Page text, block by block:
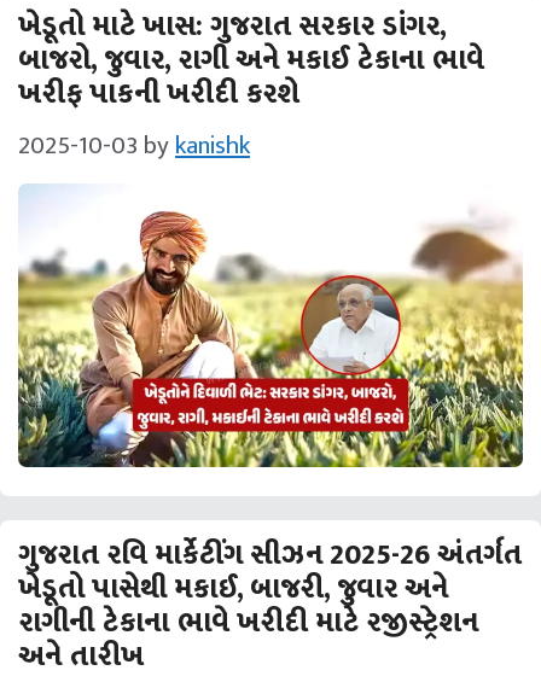
ખેડૂતો માટે ખાસ: ગુજરાત સરકાર ડાંગર,
બાજરો, જુવાર, રાગી અને મકાઈ ટેકાના ભાવે
ખરીફ પાકની ખરીદી કરશે
2025-10-03 bykanishk
ગુજરાત રવિ માર્કેટીંગ સીઝન 2025-26 અંતર્ગત
ખેડૂતો પાસેથી મકાઈ, બાજરી, જુવાર અને
રાગીની ટેકાના ભાવે ખરીદી માટે રજીસ્ટ્રેશન
અને તારીખ